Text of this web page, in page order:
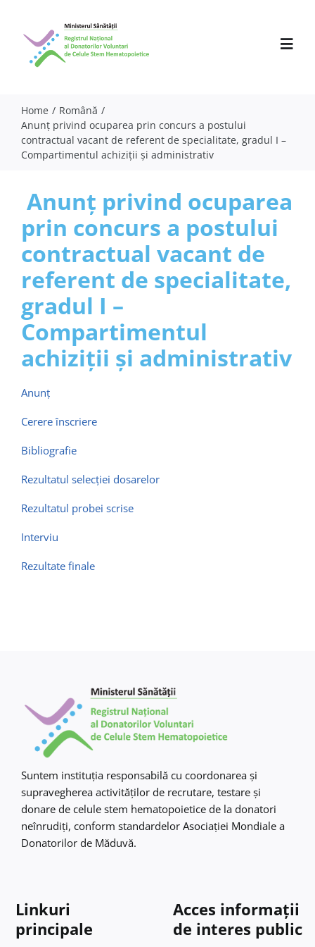
content
Despre noi
Activitate
Parteneri
Comunicate
Evenimente
Specialiști
Contact
Home
Română
Anunț privind ocuparea prin concurs a postului
contractual vacant de referent de specialitate, gradul I –
Compartimentul achiziţii și administrativ
Anunț privind ocuparea
prin concurs a postului
contractual vacant de
referent de specialitate,
gradul I –
Compartimentul
achiziţii și administrativ
Anunț
Cerere înscriere
Bibliografie
Rezultatul selecţiei dosarelor
Rezultatul probei scrise
Interviu
Rezultate finale
Suntem instituţia responsabilă cu coordonarea şi
supravegherea activităţilor de recrutare, testare şi
donare de celule stem hematopoietice de la donatori
neînrudiţi, conform standardelor Asociaţiei Mondiale a
Donatorilor de Măduvă.
Linkuri
principale
Acces informații
de interes public